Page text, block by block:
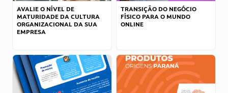
AVALIE O NÍVEL DE
MATURIDADE DA CULTURA
ORGANIZACIONAL DA SUA
EMPRESA
TRANSIÇÃO DO NEGÓCIO
FÍSICO PARA O MUNDO
ONLINE